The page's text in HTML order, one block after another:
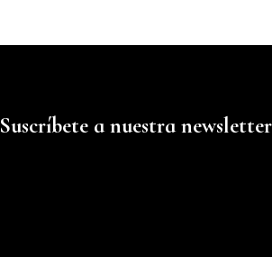
Suscríbete a nuestra newsletter